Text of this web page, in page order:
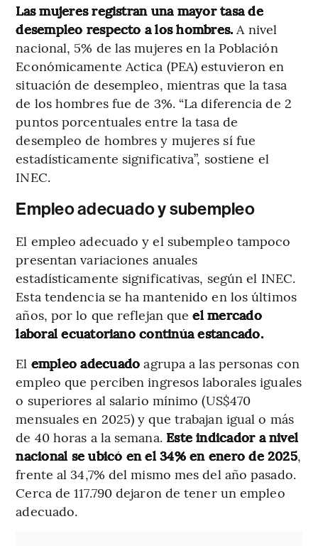
Las mujeres registran una mayor tasa de
desempleo respecto a los hombres. A nivel
nacional, 5% de las mujeres en la Población
Económicamente Actica (PEA) estuvieron en
situación de desempleo, mientras que la tasa
de los hombres fue de 3%. “La diferencia de 2
puntos porcentuales entre la tasa de
desempleo de hombres y mujeres sí fue
estadísticamente significativa”, sostiene el
INEC.
Empleo adecuado y subempleo
El empleo adecuado y el subempleo tampoco
presentan variaciones anuales
estadísticamente significativas, según el INEC.
Esta tendencia se ha mantenido en los últimos
años, por lo que reflejan queel mercado
laboral ecuatoriano continúa estancado.
El empleo adecuado agrupa a las personas con
empleo que perciben ingresos laborales iguales
o superiores al salario mínimo (US$470
mensuales en 2025) y que trabajan igual o más
de 40 horas a la semana.Este indicador a nivel
nacional se ubicó en el 34% en enero de 2025,
frente al 34,7% del mismo mes del año pasado.
Cerca de 117.790 dejaron de tener un empleo
adecuado.